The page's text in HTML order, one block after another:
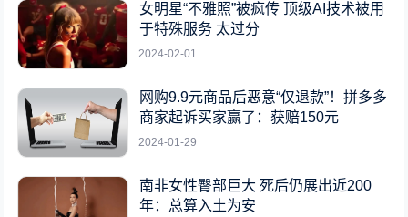
女明星“不雅照”被疯传 顶级AI技术被用
于特殊服务 太过分
2024-02-01
网购9.9元商品后恶意“仅退款”！拼多多
商家起诉买家赢了：获赔150元
2024-01-29
南非女性臀部巨大 死后仍展出近200
年：总算入土为安